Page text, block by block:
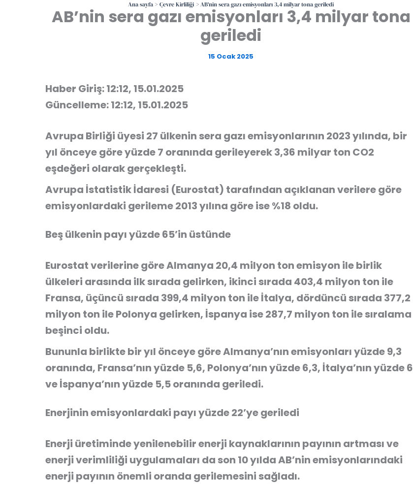
Ana sayfa Çevre Kirliliği AB’nin sera gazı emisyonları 3,4 milyar tona geriledi
AB’nin sera gazı emisyonları 3,4 milyar tona
geriledi
15 Ocak 2025
Haber Giriş: 12:12, 15.01.2025
Güncelleme: 12:12, 15.01.2025
Avrupa Birliği üyesi 27 ülkenin sera gazı emisyonlarının 2023 yılında, bir
yıl önceye göre yüzde 7 oranında gerileyerek 3,36 milyar ton CO2
eşdeğeri olarak gerçekleşti.
Avrupa İstatistik İdaresi (Eurostat) tarafından açıklanan verilere göre
emisyonlardaki gerileme 2013 yılına göre ise %18 oldu.
Beş ülkenin payı yüzde 65’in üstünde
Eurostat verilerine göre Almanya 20,4 milyon ton emisyon ile birlik
ülkeleri arasında ilk sırada gelirken, ikinci sırada 403,4 milyon ton ile
Fransa, üçüncü sırada 399,4 milyon ton ile İtalya, dördüncü sırada 377,2
milyon ton ile Polonya gelirken, İspanya ise 287,7 milyon ton ile sıralama
beşinci oldu.
Bununla birlikte bir yıl önceye göre Almanya’nın emisyonları yüzde 9,3
oranında, Fransa’nın yüzde 5,6, Polonya’nın yüzde 6,3, İtalya’nın yüzde 6
ve İspanya’nın yüzde 5,5 oranında geriledi.
Enerjinin emisyonlardaki payı yüzde 22’ye geriledi
Enerji üretiminde yenilenebilir enerji kaynaklarının payının artması ve
enerji verimliliği uygulamaları da son 10 yılda AB’nin emisyonlarındaki
enerji payının önemli oranda gerilemesini sağladı.